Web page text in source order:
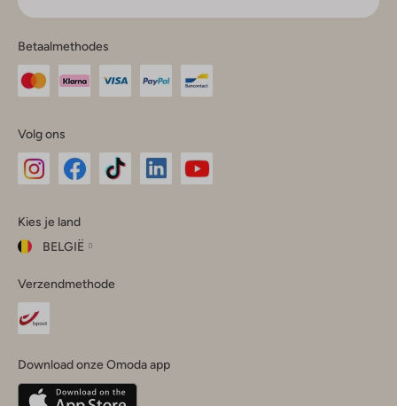
Betaalmethodes
Volg ons
InstagramFacebook
Kies je land
BELGIË
je
land
Belgique(Français)
Verzendmethode
Download onze Omoda app